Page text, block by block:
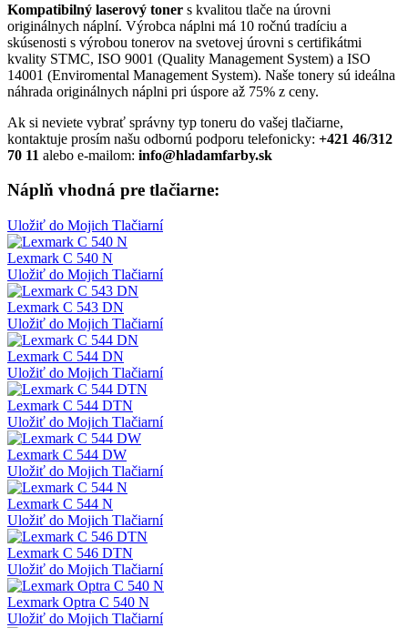
Kompatibilný laserový toner s kvalitou tlače na úrovni
originálnych náplní. Výrobca náplni má 10 ročnú tradíciu a
skúsenosti s výrobou tonerov na svetovej úrovni s certifikátmi
kvality STMC, ISO 9001 (Quality Management System) a ISO
14001 (Enviromental Management System). Naše tonery sú ideálna
náhrada originálnych náplni pri úspore až 75% z ceny.
Ak si neviete vybrať správny typ toneru do vašej tlačiarne,
kontaktuje prosím našu odbornú podporu telefonicky: +421 46/312
70 11 alebo e-mailom: info@hladamfarby.sk
Náplň vhodná pre tlačiarne:
Uložiť do Mojich Tlačiarní
Lexmark C 540 N
Uložiť do Mojich Tlačiarní
Lexmark C 543 DN
Uložiť do Mojich Tlačiarní
Lexmark C 544 DN
Uložiť do Mojich Tlačiarní
Lexmark C 544 DTN
Uložiť do Mojich Tlačiarní
Lexmark C 544 DW
Uložiť do Mojich Tlačiarní
Lexmark C 544 N
Uložiť do Mojich Tlačiarní
Lexmark C 546 DTN
Uložiť do Mojich Tlačiarní
Lexmark Optra C 540 N
Uložiť do Mojich Tlačiarní